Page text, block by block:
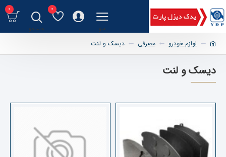
0
0
لوازم خودرو مصرفی دیسک و لنت
دیسک و لنت